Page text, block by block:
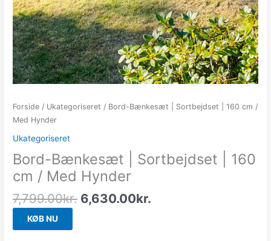
Forside / Ukategoriseret / Bord-Bænkesæt | Sortbejdset | 160 cm /
Med Hynder
Ukategoriseret
Bord-Bænkesæt | Sortbejdset | 160
cm / Med Hynder
7,799.00kr. 6,630.00kr.
KØB NU